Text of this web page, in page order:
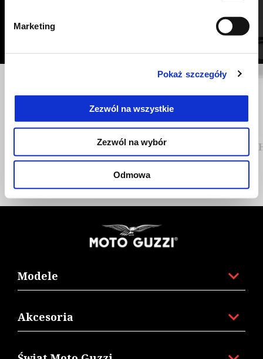
Marketing
Pokaż szczegóły
Zezwól na wszystkie
Zezwól na wybór
Odmowa
FORK TOP CAPS COVER
Modele
Akcesoria